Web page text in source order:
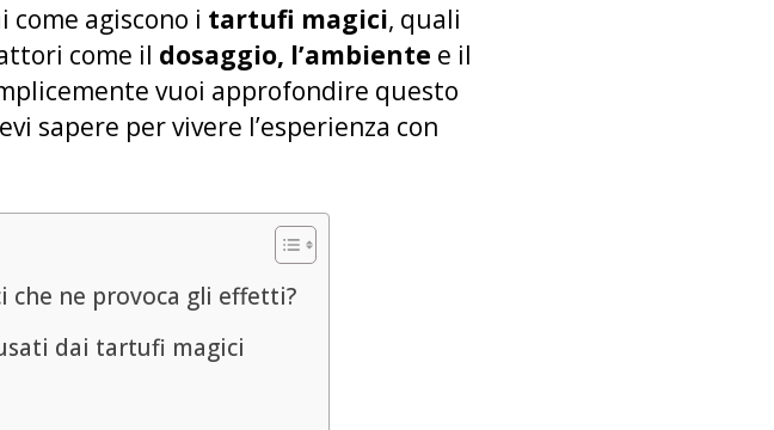
agiscono i tartufi magici, quali
come il dosaggio, l’ambiente e il
vuoi approfondire questo
sapere per vivere l’esperienza con
che ne provoca gli effetti?
dai tartufi magici